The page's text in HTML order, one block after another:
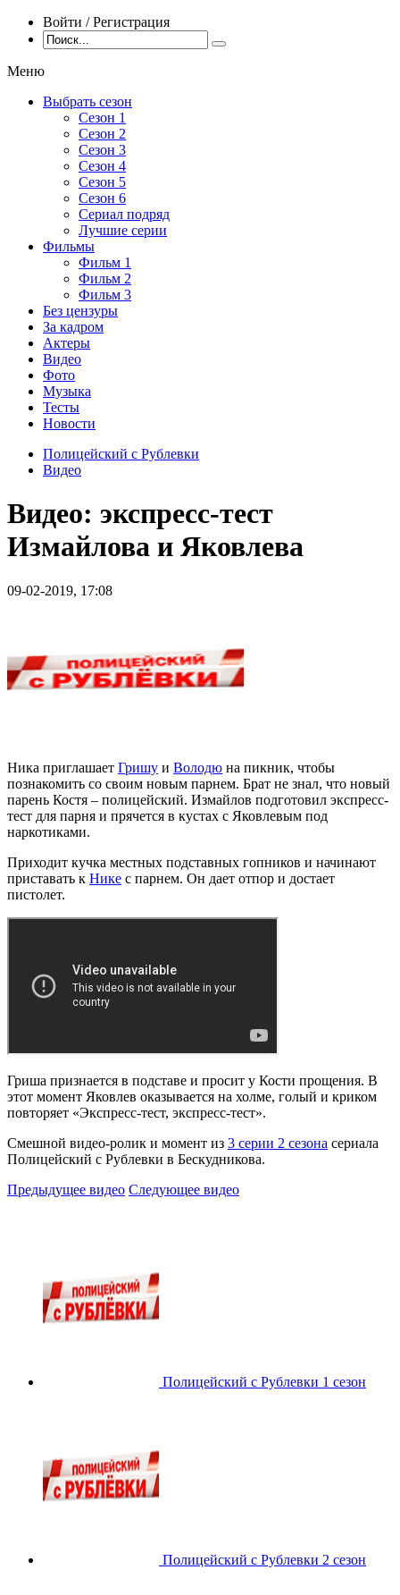
Войти / Регистрация
Меню
Выбрать сезон
Сезон 1
Сезон 2
Сезон 3
Сезон 4
Сезон 5
Сезон 6
Сериал подряд
Лучшие серии
Фильмы
Фильм 1
Фильм 2
Фильм 3
Без цензуры
За кадром
Актеры
Видео
Фото
Музыка
Тесты
Новости
Полицейский с Рублевки
Видео
Видео: экспресс-тест
Измайлова и Яковлева
09-02-2019, 17:08
Ника приглашает Гришу и Володю на пикник, чтобы
познакомить со своим новым парнем. Брат не знал, что новый
парень Костя – полицейский. Измайлов подготовил экспресс-
тест для парня и прячется в кустах с Яковлевым под
наркотиками.
Приходит кучка местных подставных гопников и начинают
приставать к Нике с парнем. Он дает отпор и достает
пистолет.
Гриша признается в подставе и просит у Кости прощения. В
этот момент Яковлев оказывается на холме, голый и криком
повторяет «Экспресс-тест, экспресс-тест».
Смешной видео-ролик и момент из 3 серии 2 сезона сериала
Полицейский с Рублевки в Бескудникова.
Предыдущее видео Следующее видео
Полицейский с Рублевки 1 сезон
Полицейский с Рублевки 2 сезон